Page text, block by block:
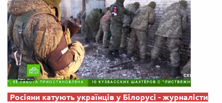
Росіяни катують українців у Білорусі - журналісти